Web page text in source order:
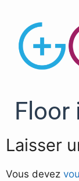
Floor
Laisser
Vous devez